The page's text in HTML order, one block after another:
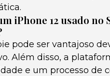
iPhone 12 usado no
pode ser vantajoso
Além disso, a
e um processo de